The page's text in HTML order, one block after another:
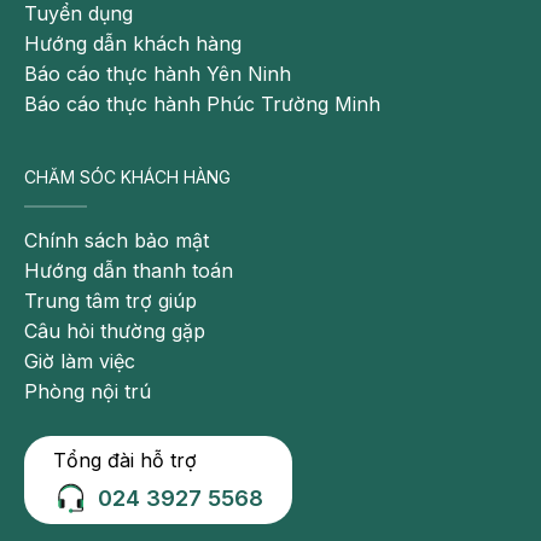
của BVĐK Hồng Ngọc trong việc đồng hành cùng
cộng đồng mẹ và bé, góp phần lan tỏa những giá trị
nhân văn trong chăm sóc trẻ sơ sinh tại Việt Nam.
Tuyển dụng
Hướng dẫn khách hàng
Báo cáo thực hành Yên Ninh
Báo cáo thực hành Phúc Trường Minh
CHĂM SÓC KHÁCH HÀNG
Chính sách bảo mật
Hướng dẫn thanh toán
Trung tâm trợ giúp
Câu hỏi thường gặp
Giờ làm việc
Phòng nội trú
Tổng đài hỗ trợ
024 3927 5568